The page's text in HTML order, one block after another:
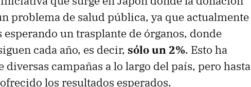
problema de salud pública, ya que actualmente
un trasplante de órganos, donde
cada año, es decir, sólo un 2%. Esto ha
campañas a lo largo del país, pero hasta
los resultados esperados.